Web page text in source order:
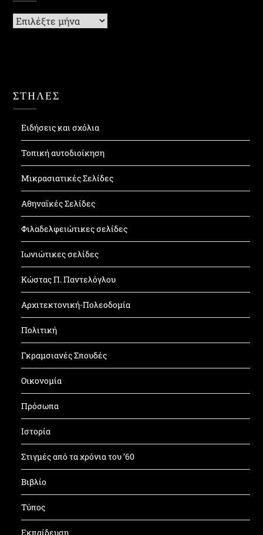
Ιστορικό
ΣΤΗΛΕΣ
Ειδήσεις και σχόλια
Τοπική αυτοδιοίκηση
Μικρασιατικές Σελίδες
Αθηναϊκές Σελίδες
Φιλαδελφειώτικες σελίδες
Ιωνιώτικες σελίδες
Κώστας Π. Παντελόγλου
Αρχιτεκτονική-Πολεοδομία
Πολιτική
Γκραμσιανές Σπουδές
Οικονομία
Πρόσωπα
Ιστορία
Στιγμές από τα χρόνια του ’60
Βιβλίο
Τύπος
Εκπαίδευση